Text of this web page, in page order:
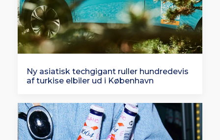
Ny asiatisk techgigant ruller hundredevis
af turkise elbiler ud i København